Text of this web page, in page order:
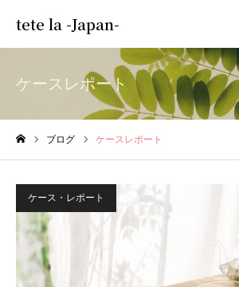
tete la -Japan-
ケースレポート
ブログ ケースレポート
ケース・レポート